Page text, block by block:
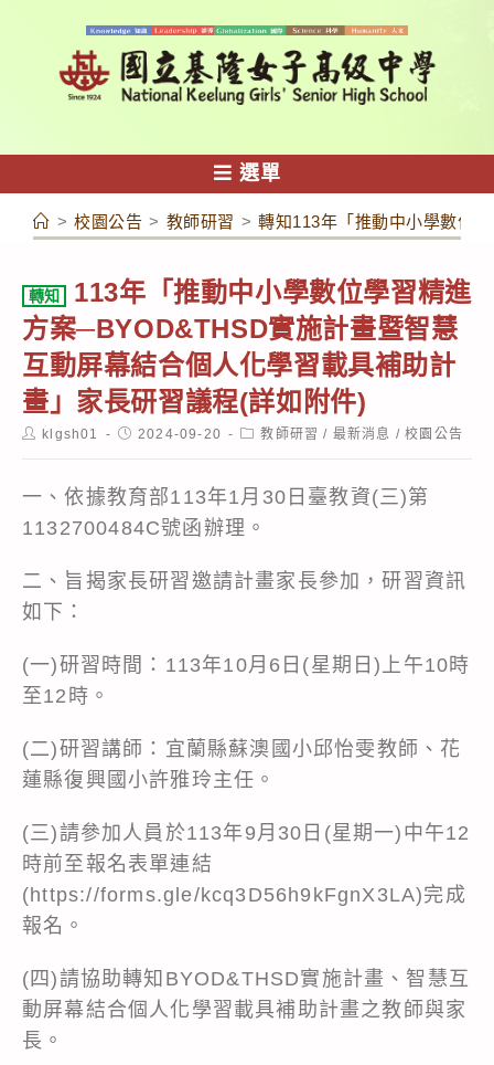
容
選單
> 校園公告 > 教師研習 > 轉知113年「推動中小學數位
轉知
113年「推動中小學數位學習精進
方案─BYOD&THSD實施計畫暨智慧
互動屏幕結合個人化學習載具補助計
畫」家長研習議程(詳如附件)
Postklgsh01
Post2024-09-20
Post教師研習 / 最新消息 / 校園公告
一、依據教育部113年1月30日臺教資(三)第
1132700484C號函辦理。
二、旨揭家長研習邀請計畫家長參加，研習資訊
如下：
(一)研習時間：113年10月6日(星期日)上午10時
至12時。
(二)研習講師：宜蘭縣蘇澳國小邱怡雯教師、花
蓮縣復興國小許雅玲主任。
(三)請參加人員於113年9月30日(星期一)中午12
時前至報名表單連結
(https://forms.gle/kcq3D56h9kFgnX3LA)完成
報名。
(四)請協助轉知BYOD&THSD實施計畫、智慧互
動屏幕結合個人化學習載具補助計畫之教師與家
長。